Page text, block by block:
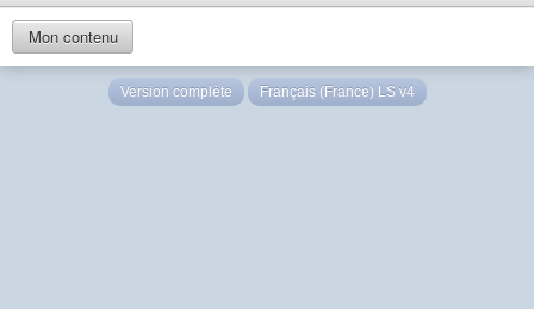
Mon contenu
Version complète Français (France) LS v4